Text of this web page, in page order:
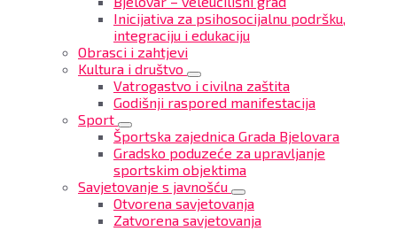
Inicijativa za psihosocijalnu podršku,
integraciju i edukaciju
Obrasci i zahtjevi
Kultura i društvo
Vatrogastvo i civilna zaštita
Godišnji raspored manifestacija
Sport
Športska zajednica Grada Bjelovara
Gradsko poduzeće za upravljanje
sportskim objektima
Savjetovanje s javnošću
Otvorena savjetovanja
Zatvorena savjetovanja